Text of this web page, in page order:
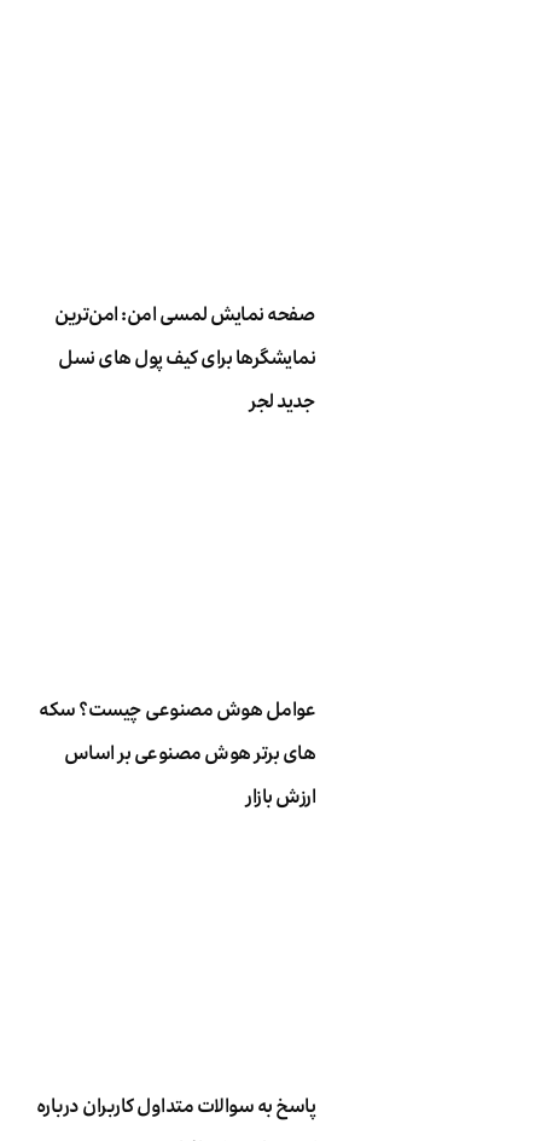
صفحه نمایش لمسی امن: امن‌ترین
نمایشگرها برای کیف پول های نسل
جدید لجر
عوامل هوش مصنوعی چیست؟ سکه
های برتر هوش مصنوعی بر اساس
ارزش بازار
پاسخ به سوالات متداول کاربران درباره